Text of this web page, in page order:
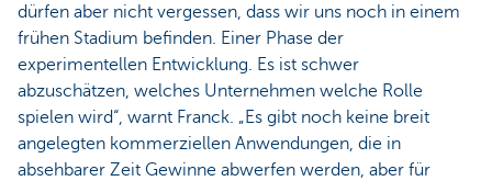
dürfen aber nicht vergessen, dass wir uns noch in einem
frühen Stadium befinden. Einer Phase der
experimentellen Entwicklung. Es ist schwer
abzuschätzen, welches Unternehmen welche Rolle
spielen wird“, warnt Franck. „Es gibt noch keine breit
angelegten kommerziellen Anwendungen, die in
absehbarer Zeit Gewinne abwerfen werden, aber für